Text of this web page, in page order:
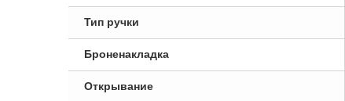
Тип ручки
Броненакладка
Открывание